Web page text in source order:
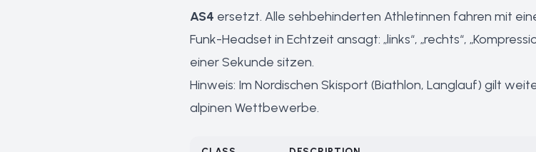
AS4 ersetzt. Alle sehbehinderten Athletinnen fahren mit
Funk-Headset in Echtzeit ansagt: „links“, „rechts“,
einer Sekunde sitzen.
Hinweis: Im Nordischen Skisport (Biathlon, Langlauf) gilt
alpinen Wettbewerbe.